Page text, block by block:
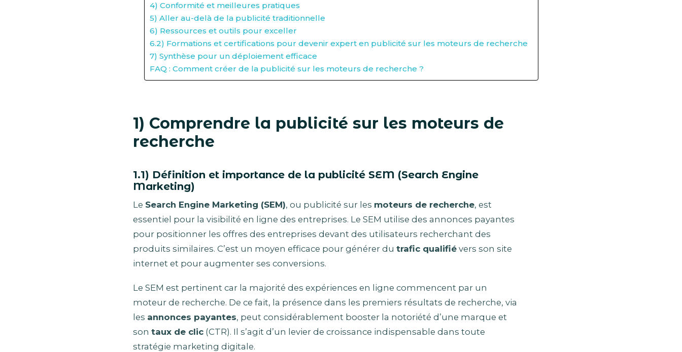
4) Conformité et meilleures pratiques
5) Aller au-delà de la publicité traditionnelle
6) Ressources et outils pour exceller
6.2) Formations et certifications pour devenir expert en publicité sur les moteurs de recherche
7) Synthèse pour un déploiement efficace
FAQ : Comment créer de la publicité sur les moteurs de recherche ?
1) Comprendre la publicité sur les moteurs de
recherche
1.1) Définition et importance de la publicité SEM (Search Engine
Marketing)
Le Search Engine Marketing (SEM), ou publicité sur les moteurs de recherche, est
essentiel pour la visibilité en ligne des entreprises. Le SEM utilise des annonces payantes
pour positionner les offres des entreprises devant des utilisateurs recherchant des
produits similaires. C’est un moyen efficace pour générer du trafic qualifié vers son site
internet et pour augmenter ses conversions.
Le SEM est pertinent car la majorité des expériences en ligne commencent par un
moteur de recherche. De ce fait, la présence dans les premiers résultats de recherche, via
les annonces payantes, peut considérablement booster la notoriété d’une marque et
son taux de clic (CTR). Il s’agit d’un levier de croissance indispensable dans toute
stratégie marketing digitale.